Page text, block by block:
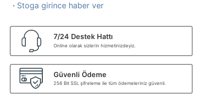
· Stoga girince haber ver
7/24 Destek Hattı
Online olarak sizlerin hizmetinizdeyiz.
Güvenli Ödeme
256 Bit SSL şifreleme ile tüm ödemeleriniz güvenli.